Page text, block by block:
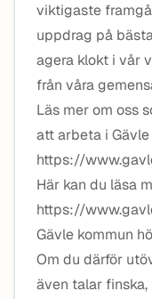
viktigaste
uppdrag på
agera klokt i vår
från våra
Läs mer om oss
att arbeta i
https://
Här kan du läsa
https://
Gävle kommun
Om du därför
även talar